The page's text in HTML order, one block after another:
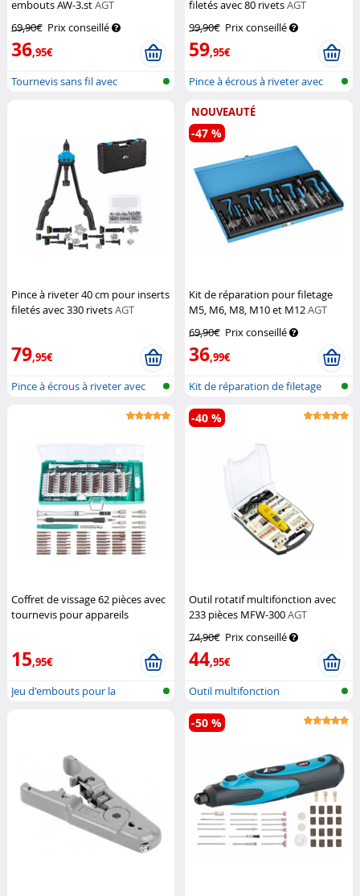
embouts AW-3.stAGT
69,90€ Prix conseillé
36,95€
Tournevis sans fil avec
filetés avec 80 rivetsAGT
99,90€ Prix conseillé
59,95€
Pince à écrous à riveter avec
Pince à riveter 40 cm pour inserts
filetés avec 330 rivetsAGT
79,95€
Pince à écrous à riveter avec
NOUVEAUTÉ
Kit de réparation pour filetage
M5, M6, M8, M10 et M12AGT
69,90€ Prix conseillé
36,99€
-47 %
Kit de réparation de filetage
pour...
Coffret de vissage 62 pièces avec
tournevis pour appareils
15,95€
Jeu d'embouts pour la
Outil rotatif multifonction avec
233 pièces MFW-300AGT
74,90€ Prix conseillé
44,95€
-40 %
Outil multifonction
-50 %